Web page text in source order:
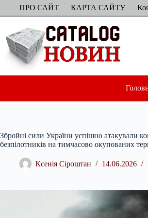
ПерейтиПРО САЙТ КАРТА САЙТУ
Збройні сили України успішно атакували
безпілотників на тимчасово окупованих
Ксенія Сіроштан 14.06.2026